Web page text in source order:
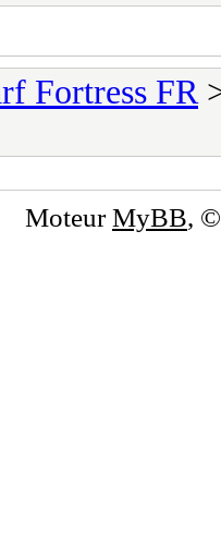
Fortress FR
MoteurMyBB,